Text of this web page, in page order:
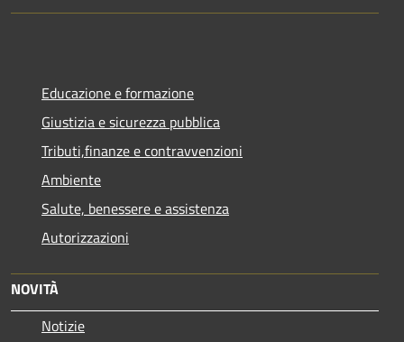
Educazione e formazione
Giustizia e sicurezza pubblica
Tributi,finanze e contravvenzioni
Ambiente
Salute, benessere e assistenza
Autorizzazioni
NOVITÀ
Notizie